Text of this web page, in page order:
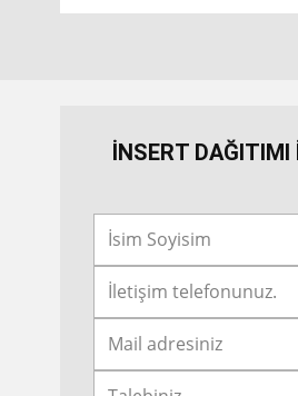
İNSERT DAĞITIMI